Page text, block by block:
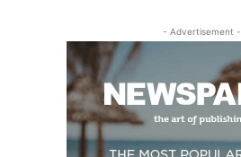
- Advertisement -